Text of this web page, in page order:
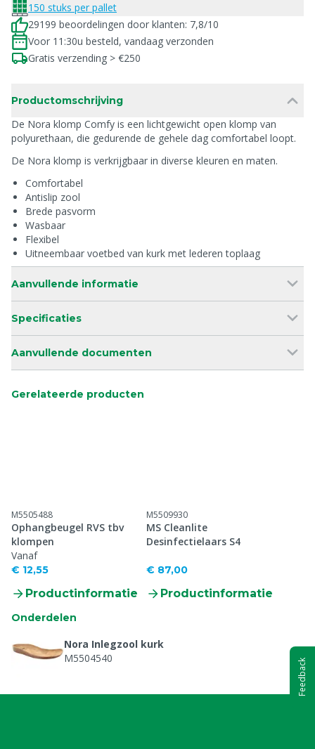
150 stuks per pallet
29199 beoordelingen door klanten: 7,8/10
Voor 11:30u besteld, vandaag verzonden
Gratis verzending > €250
Productomschrijving
De Nora klomp Comfy is een lichtgewicht open klomp van
polyurethaan, die gedurende de gehele dag comfortabel loopt.
De Nora klomp is verkrijgbaar in diverse kleuren en maten.
Comfortabel
Antislip zool
Brede pasvorm
Wasbaar
Flexibel
Uitneembaar voetbed van kurk met lederen toplaag
Aanvullende informatie
Specificaties
Aanvullende documenten
Gerelateerde producten
M5505488
Ophangbeugel RVS tbv
klompen
Vanaf
€ 12,55
Productinformatie
M5509930
MS Cleanlite
Desinfectielaars S4
€ 87,00
Productinformatie
Onderdelen
Nora Inlegzool kurk
M5504540
Feedback